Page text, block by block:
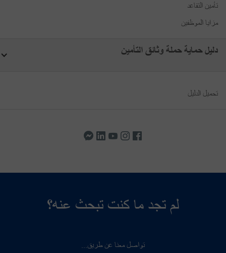
تأمين التقاعد
مزايا الموظفين
دليل حماية حملة وثائق التأمين
تحميل الدليل
لم تجد ما كنت تبحث عنه؟
تواصل معنا عن طريق...